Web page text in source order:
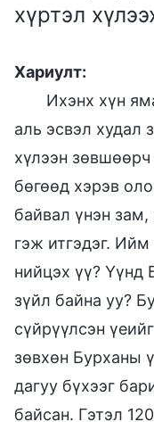
хүртэл
Хариулт:
Ихэнх хүн
аль эсвэл худал
хүлээн зөвшөөрч
бөгөөд хэрэв
байвал үнэн
гэж итгэдэг.
нийцэх үү? Үүнд
зүйл байна уу?
сүйрүүлсэн
зөвхөн Бурханы
дагуу бүхээг
байсан. Гэтэл